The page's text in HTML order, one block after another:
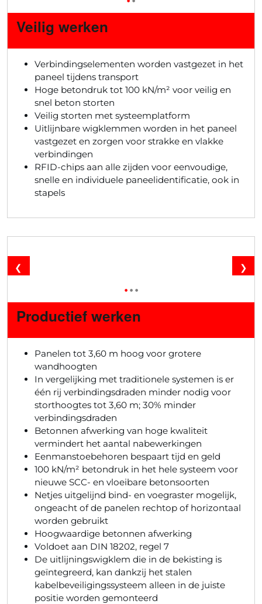
Veilig werken
Verbindingselementen worden vastgezet in het
paneel tijdens transport
Hoge betondruk tot 100 kN/m² voor veilig en
snel beton storten
Veilig storten met systeemplatform
Uitlijnbare wigklemmen worden in het paneel
vastgezet en zorgen voor strakke en vlakke
verbindingen
RFID-chips aan alle zijden voor eenvoudige,
snelle en individuele paneelidentificatie, ook in
stapels
❮ ❯
•••
Productief werken
Panelen tot 3,60 m hoog voor grotere
wandhoogten
In vergelijking met traditionele systemen is er
één rij verbindingsdraden minder nodig voor
storthoogtes tot 3,60 m; 30% minder
verbindingsdraden
Betonnen afwerking van hoge kwaliteit
vermindert het aantal nabewerkingen
Eenmanstoebehoren bespaart tijd en geld
100 kN/m² betondruk in het hele systeem voor
nieuwe SCC- en vloeibare betonsoorten
Netjes uitgelijnd bind- en voegraster mogelijk,
ongeacht of de panelen rechtop of horizontaal
worden gebruikt
Hoogwaardige betonnen afwerking
Voldoet aan DIN 18202, regel 7
De uitlijningswigklem die in de bekisting is
geïntegreerd, kan dankzij het stalen
kabelbeveiligingssysteem alleen in de juiste
positie worden gemonteerd